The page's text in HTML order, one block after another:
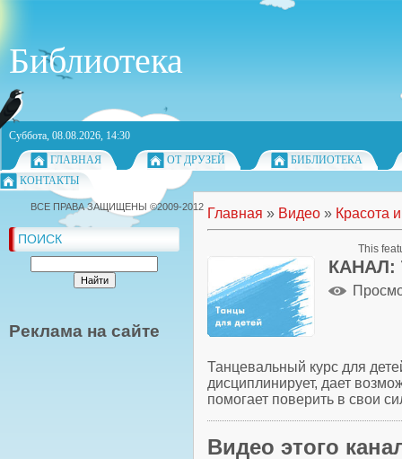
Библиотека
Суббота, 08.08.2026, 14:30
ГЛАВНАЯ
ОТ ДРУЗЕЙ
БИБЛИОТЕКА
КОНТАКТЫ
ПОИСК
Реклама на сайте
Главная » Видео » Красота
КАНАЛ:
Танцевальный курс для
дисциплинирует, дает
помогает поверить в свои
Видео этого
ВСЕ ПРАВА ЗАЩИЩЕНЫ ©2009-2012
This